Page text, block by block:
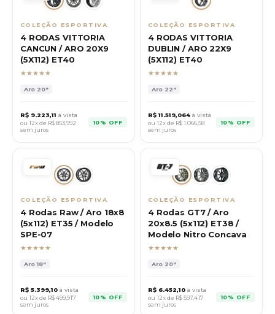
COLEÇÃO ESPORTIVA
4 RODAS VITTORIA
CANCUN / ARO 20X9
(5X112) ET40
★★★★★
Aro 20"
R$ 9.223,11 à vista
ou 12x de R$853,992
sem juros
10% OFF
COLEÇÃO ESPORTIVA
4 RODAS VITTORIA
DUBLIN / ARO 22X9
(5X112) ET40
★★★★★
Aro 22"
R$11.519,064 à vista
ou 12x de R$1.066,58
sem juros
10% OFF
COLEÇÃO ESPORTIVA
4 Rodas Raw / Aro 18x8
(5x112) ET35 / Modelo
SPE-07
★★★★★
Aro18"
R$ 5.399,10 à vista
ou 12x de R$499,917
sem juros
10% OFF
COLEÇÃO ESPORTIVA
4 Rodas GT7 / Aro
20x8.5 (5x112) ET38 /
Modelo Nitro Concava
★★★★★
Aro 20"
R$ 6.452,10 à vista
ou 12x de R$597,417
sem juros
10% OFF